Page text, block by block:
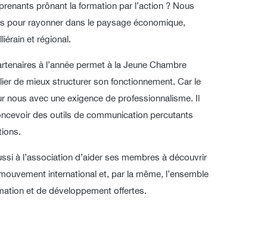
prônant la formation par l’action ? Nous
pour rayonner dans le paysage économique,
et régional.
à l’année permet à la Jeune Chambre
de mieux structurer son fonctionnement. Car le
nous avec une exigence de professionnalisme. Il
des outils de communication percutants
à l’association d’aider ses membres à découvrir
international et, par la même, l’ensemble
et de développement offertes.